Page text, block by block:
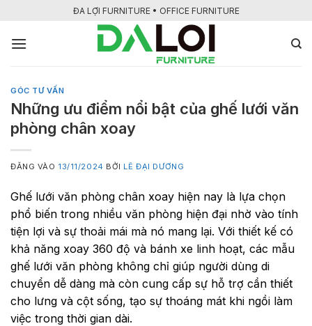
nội
ĐA LỢI FURNITURE • OFFICE FURNITURE
GÓC TƯ VẤN
Những ưu điểm nổi bật của ghế lưới văn
phòng chân xoay
ĐĂNG VÀO 13/11/2024 BỞI LÊ ĐẠI DƯƠNG
Ghế lưới văn phòng chân xoay hiện nay là lựa chọn
phổ biến trong nhiều văn phòng hiện đại nhờ vào tính
tiện lợi và sự thoải mái mà nó mang lại. Với thiết kế có
khả năng xoay 360 độ và bánh xe linh hoạt, các mẫu
ghế lưới văn phòng không chỉ giúp người dùng di
chuyển dễ dàng mà còn cung cấp sự hỗ trợ cần thiết
cho lưng và cột sống, tạo sự thoáng mát khi ngồi làm
việc trong thời gian dài.